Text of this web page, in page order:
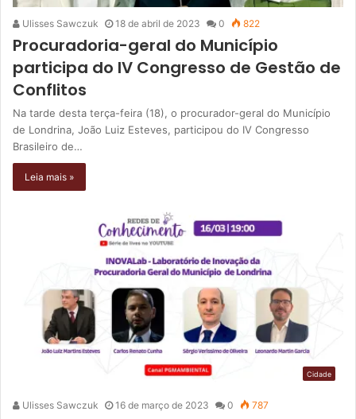
Ulisses Sawczuk 18 de abril de 2023 0 822
Procuradoria-geral do Município
participa do IV Congresso de Gestão de
Conflitos
Na tarde desta terça-feira (18), o procurador-geral do Município
de Londrina, João Luiz Esteves, participou do IV Congresso
Brasileiro de…
Leia mais »
Cidade
Ulisses Sawczuk 16 de março de 2023 0 787